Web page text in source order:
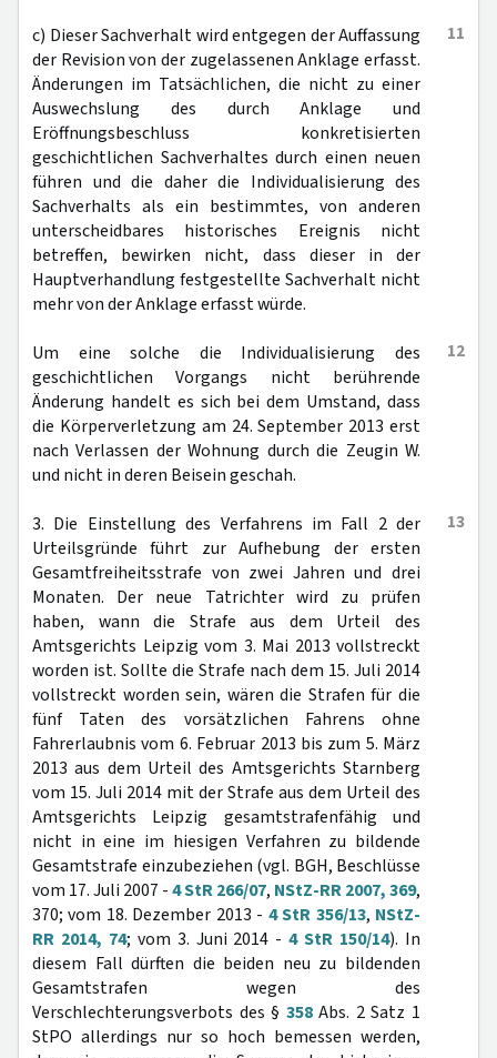
11
c) Dieser Sachverhalt wird entgegen der Auffassung
der Revision von der zugelassenen Anklage erfasst.
Änderungen im Tatsächlichen, die nicht zu einer
Auswechslung des durch Anklage und
Eröffnungsbeschluss konkretisierten
geschichtlichen Sachverhaltes durch einen neuen
führen und die daher die Individualisierung des
Sachverhalts als ein bestimmtes, von anderen
unterscheidbares historisches Ereignis nicht
betreffen, bewirken nicht, dass dieser in der
Hauptverhandlung festgestellte Sachverhalt nicht
mehr von der Anklage erfasst würde.
12
Um eine solche die Individualisierung des
geschichtlichen Vorgangs nicht berührende
Änderung handelt es sich bei dem Umstand, dass
die Körperverletzung am 24. September 2013 erst
nach Verlassen der Wohnung durch die Zeugin W.
und nicht in deren Beisein geschah.
13
3. Die Einstellung des Verfahrens im Fall 2 der
Urteilsgründe führt zur Aufhebung der ersten
Gesamtfreiheitsstrafe von zwei Jahren und drei
Monaten. Der neue Tatrichter wird zu prüfen
haben, wann die Strafe aus dem Urteil des
Amtsgerichts Leipzig vom 3. Mai 2013 vollstreckt
worden ist. Sollte die Strafe nach dem 15. Juli 2014
vollstreckt worden sein, wären die Strafen für die
fünf Taten des vorsätzlichen Fahrens ohne
Fahrerlaubnis vom 6. Februar 2013 bis zum 5. März
2013 aus dem Urteil des Amtsgerichts Starnberg
vom 15. Juli 2014 mit der Strafe aus dem Urteil des
Amtsgerichts Leipzig gesamtstrafenfähig und
nicht in eine im hiesigen Verfahren zu bildende
Gesamtstrafe einzubeziehen (vgl. BGH, Beschlüsse
vom 17. Juli 2007 -4 StR 266/07, NStZ-RR 2007, 369,
370; vom 18. Dezember 2013 - 4 StR 356/13, NStZ-
RR 2014, 74; vom 3. Juni 2014 -4 StR 150/14). In
diesem Fall dürften die beiden neu zu bildenden
Gesamtstrafen wegen des
Verschlechterungsverbots des § 358Abs. 2 Satz 1
StPO allerdings nur so hoch bemessen werden,